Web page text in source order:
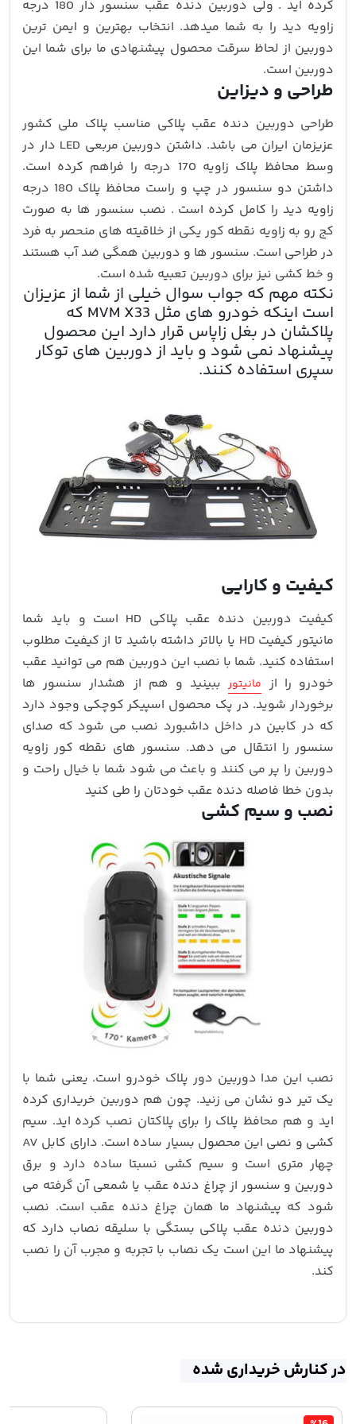
کرده اید . ولی دوربین دنده عقب سنسور دار 180 درجه
زاویه دید را به شما میدهد. انتخاب بهترین و ایمن ترین
دوربین از لحاظ سرقت محصول پیشنهادی ما برای شما این
دوربین است.
طراحی و دیزاین
طراحی دوربین دنده عقب پلاکی مناسب پلاک ملی کشور
عزیزمان ایران می باشد. داشتن دوربین مربعی LED دار در
وسط محافظ پلاک زاویه 170 درجه را فراهم کرده است.
داشتن دو سنسور در چپ و راست محافظ پلاک 180 درجه
زاویه دید را کامل کرده است . نصب سنسور ها به صورت
کج رو به زاویه نقطه کور یکی از خلاقیته های منحصر به فرد
در طراحی است. سنسور ها و دوربین همگی ضد آب هستند
و خط کشی نیز برای دوربین تعبیه شده است.
نکته مهم که جواب سوال خیلی از شما از عزیزان
است اینکه خودرو های مثل MVM X33 که
پلاکشان در بغل زاپاس قرار دارد این محصول
پیشنهاد نمی شود و باید از دوربین های توکار
سپری استفاده کنند.
کیفیت و کارایی
کیفیت دوربین دنده عقب پلاکی HD است و باید شما
مانیتور کیفیت HD یا بالاتر داشته باشید تا از کیفیت مطلوب
استفاده کنید. شما با نصب این دوربین هم می توانید عقب
خودرو را از مانیتورببینید و هم از هشدار سنسور ها
برخوردار شوید. در پک محصول اسپیکر کوچکی وجود دارد
که در کابین در داخل داشبورد نصب می شود که صدای
سنسور را انتقال می دهد. سنسور های نقطه کور زاویه
دوربین را پر می کنند و باعث می شود شما با خیال راحت و
بدون خطا فاصله دنده عقب خودتان را طی کنید
نصب و سیم کشی
نصب این مدا دوربین دور پلاک خودرو است. یعنی شما با
یک تیر دو نشان می زنید. چون هم دوربین خریداری کرده
اید و هم محافظ پلاک را برای پلاکتان نصب کرده اید. سیم
کشی و نصی این محصول بسیار ساده است. دارای کابل AV
چهار متری است و سیم کشی نسبتا ساده دارد و برق
دوربین و سنسور از چراغ دنده عقب یا شمعی آن گرفته می
شود که پیشنهاد ما همان چراغ دنده عقب است. نصب
دوربین دنده عقب پلاکی بستگی با سلیقه نصاب دارد که
پیشنهاد ما این است یک نصاب با تجربه و مجرب آن را نصب
کند.
در کنارش خریداری شده